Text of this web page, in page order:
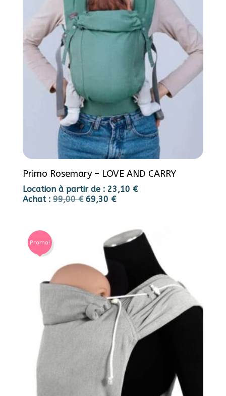
Primo Rosemary – LOVE AND CARRY
Location à partir de : 23,10 €
Achat :99,00€ 69,30 €
Promo!